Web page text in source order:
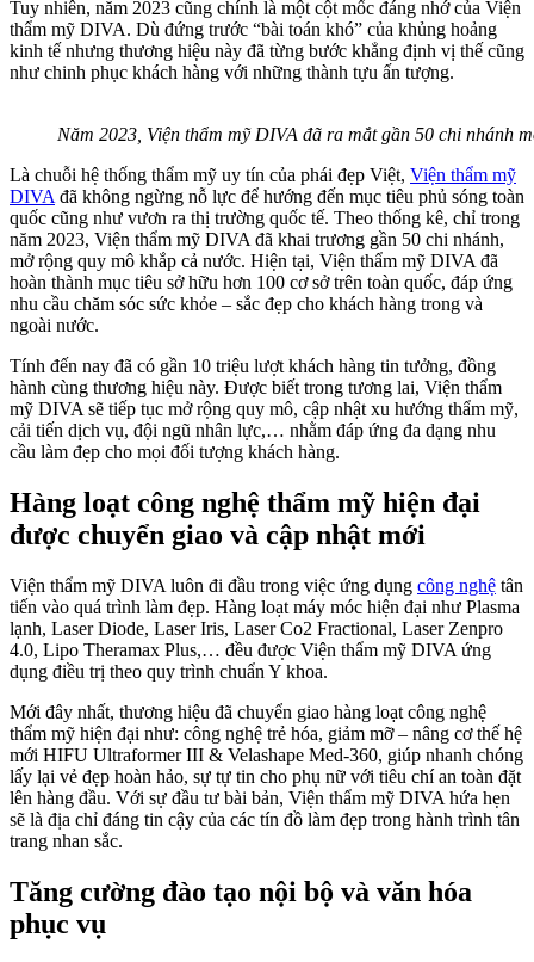
Tuy nhiên, năm 2023 cũng chính là một cột mốc đáng nhớ của Viện
thẩm mỹ DIVA. Dù đứng trước “bài toán khó” của khủng hoảng
kinh tế nhưng thương hiệu này đã từng bước khẳng định vị thế cũng
như chinh phục khách hàng với những thành tựu ấn tượng.
Năm 2023, Viện thẩm mỹ DIVA đã ra mắt gần 50 chi nhánh
Là chuỗi hệ thống thẩm mỹ uy tín của phái đẹp Việt, Viện thẩm mỹ
DIVA đã không ngừng nỗ lực để hướng đến mục tiêu phủ sóng toàn
quốc cũng như vươn ra thị trường quốc tế. Theo thống kê, chỉ trong
năm 2023, Viện thẩm mỹ DIVA đã khai trương gần 50 chi nhánh,
mở rộng quy mô khắp cả nước. Hiện tại, Viện thẩm mỹ DIVA đã
hoàn thành mục tiêu sở hữu hơn 100 cơ sở trên toàn quốc, đáp ứng
nhu cầu chăm sóc sức khỏe – sắc đẹp cho khách hàng trong và
ngoài nước.
Tính đến nay đã có gần 10 triệu lượt khách hàng tin tưởng, đồng
hành cùng thương hiệu này. Được biết trong tương lai, Viện thẩm
mỹ DIVA sẽ tiếp tục mở rộng quy mô, cập nhật xu hướng thẩm mỹ,
cải tiến dịch vụ, đội ngũ nhân lực,… nhằm đáp ứng đa dạng nhu
cầu làm đẹp cho mọi đối tượng khách hàng.
Hàng loạt công nghệ thẩm mỹ hiện đại
được chuyển giao và cập nhật mới
Viện thẩm mỹ DIVA luôn đi đầu trong việc ứng dụng công nghệ tân
tiến vào quá trình làm đẹp. Hàng loạt máy móc hiện đại như Plasma
lạnh, Laser Diode, Laser Iris, Laser Co2 Fractional, Laser Zenpro
4.0, Lipo Theramax Plus,… đều được Viện thẩm mỹ DIVA ứng
dụng điều trị theo quy trình chuẩn Y khoa.
Mới đây nhất, thương hiệu đã chuyển giao hàng loạt công nghệ
thẩm mỹ hiện đại như: công nghệ trẻ hóa, giảm mỡ – nâng cơ thế hệ
mới HIFU Ultraformer III & Velashape Med-360, giúp nhanh chóng
lấy lại vẻ đẹp hoàn hảo, sự tự tin cho phụ nữ với tiêu chí an toàn đặt
lên hàng đầu. Với sự đầu tư bài bản, Viện thẩm mỹ DIVA hứa hẹn
sẽ là địa chỉ đáng tin cậy của các tín đồ làm đẹp trong hành trình tân
trang nhan sắc.
Tăng cường đào tạo nội bộ và văn hóa
phục vụ